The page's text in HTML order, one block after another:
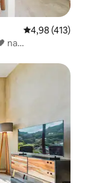
Prosječna
4,98 (413)